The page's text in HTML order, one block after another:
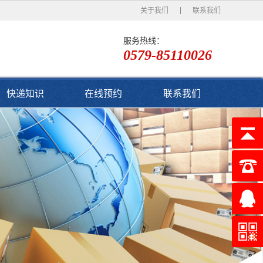
关于我们 联系我们
服务热线：
0579-85110026
快递知识 在线预约 联系我们